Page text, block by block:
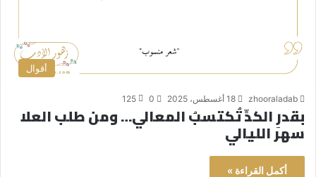
أقوال
zhooraladab 18 أغسطس، 2025 0
125
بقدرِ الكدِّ تُكتسبُ المعالي… ومن طلب العلا
سهر الليالي
أكمل القراءة »